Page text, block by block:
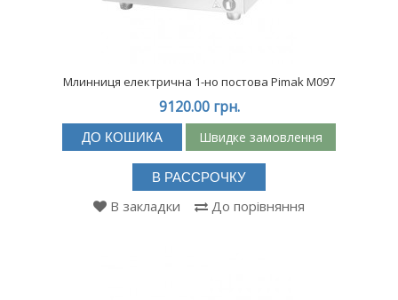
Млинниця електрична 1-но постова Pimak М097
9120.00 грн.
ДО КОШИКА Швидке замовлення
В РАССРОЧКУ
В закладки До порівняння